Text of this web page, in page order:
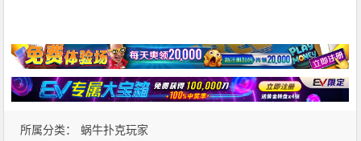
所属分类： 蜗牛扑克玩家